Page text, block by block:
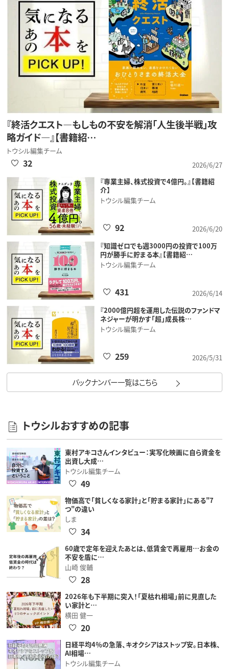
『終活クエスト―もしもの不安を解消「人生後半戦」攻
略ガイド―』【書籍紹…
トウシル編集チーム
2026/6/27
32
『専業主婦、株式投資で4億円。』【書籍紹
介】
トウシル編集チーム
2026/6/20
92
『知識ゼロでも週3000円の投資で100万
円が勝手に貯まる本』【書籍紹…
トウシル編集チーム
2026/6/14
431
『2000億円超を運用した伝説のファンドマ
ネジャーが明かす「超」成長株…
トウシル編集チーム
2026/5/31
259
バックナンバー一覧はこちら
トウシルおすすめの記事
東村アキコさんインタビュー：実写化映画に自ら資金を
出資し大成…
トウシル編集チーム
49
物価高で「貧しくなる家計」と「貯まる家計」にある"7
つ"の違い
しま
34
60歳で定年を迎えたあとは、低賃金で再雇用…お金の
不安を盾に…
山崎 俊輔
28
2026年も下半期に突入！「夏枯れ相場」前に見直した
い家計と…
横田 健一
20
日経平均4％の急落、キオクシアはストップ安。日本株、
AI相場…
トウシル編集チーム